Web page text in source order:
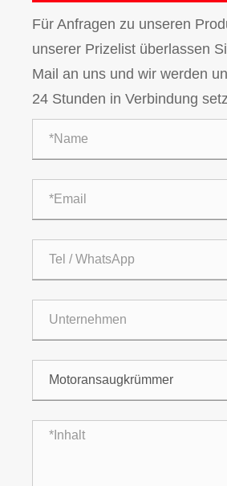
Für Anfragen zu unseren
unserer Prizelist überlassen
Mail an uns und wir werden
24 Stunden in Verbindung